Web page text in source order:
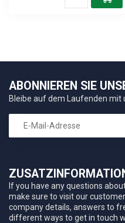
If you have any questions
make sure to visit our
company details, answers to
different ways to get in touch
ABONNIEREN SIE
Bleibe auf dem Laufenden